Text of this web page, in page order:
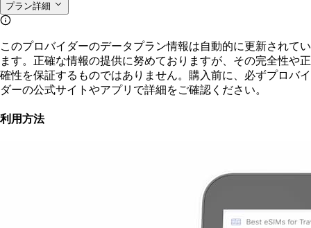
プラン詳細
このプロバイダーのデータプラン情報は自動的に更新されてい
ます。正確な情報の提供に努めておりますが、その完全性や正
確性を保証するものではありません。購入前に、必ずプロバイ
ダーの公式サイトやアプリで詳細をご確認ください。
利用方法